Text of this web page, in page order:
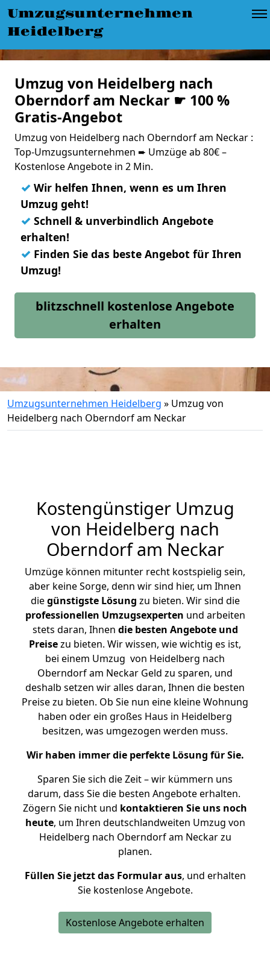
Umzugsunternehmen
Heidelberg
Umzug von Heidelberg nach
Oberndorf am Neckar ☛ 100 %
Gratis-Angebot
Umzug von Heidelberg nach Oberndorf am Neckar :
Top-Umzugsunternehmen ➨ Umzüge ab 80€ –
Kostenlose Angebote in 2 Min.
✓ Wir helfen Ihnen, wenn es um Ihren
Umzug geht!
✓ Schnell & unverbindlich Angebote
erhalten!
✓ Finden Sie das beste Angebot für Ihren
Umzug!
blitzschnell kostenlose Angebote
erhalten
Umzugsunternehmen Heidelberg » Umzug von
Heidelberg nach Oberndorf am Neckar
Kostengünstiger Umzug
von Heidelberg nach
Oberndorf am Neckar
Umzüge können mitunter recht kostspielig sein,
aber keine Sorge, denn wir sind hier, um Ihnen
diegünstigste Lösung zu bieten. Wir sind die
professionellen Umzugsexperten und arbeiten
stets daran, Ihnen die besten Angebote und
Preisezu bieten. Wir wissen, wie wichtig es ist,
bei einem Umzug von Heidelberg nach
Oberndorf am Neckar Geld zu sparen, und
deshalb setzen wir alles daran, Ihnen die besten
Preise zu bieten. Ob Sie nun eine kleine Wohnung
haben oder ein großes Haus in Heidelberg
besitzen, was umgezogen werden muss.
Wir haben immer die perfekte Lösung für Sie.
Sparen Sie sich die Zeit – wir kümmern uns
darum, dass Sie die besten Angebote erhalten.
Zögern Sie nicht und kontaktieren Sie uns noch
heute, um Ihren deutschlandweiten Umzug von
Heidelberg nach Oberndorf am Neckar zu
planen.
Füllen Sie jetzt das Formular aus, und erhalten
Sie kostenlose Angebote.
Kostenlose Angebote erhalten